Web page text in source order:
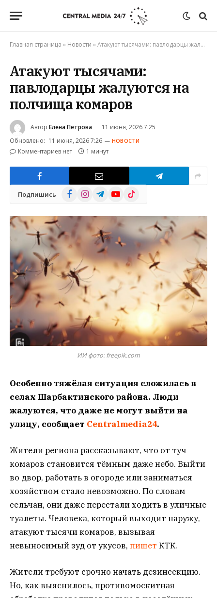
Главная страница » Новости »Атакуют тысячами: павлодарцы жалуются на полчища комаров
Атакуют тысячами:
павлодарцы жалуются на
полчища комаров
Автор Елена Петрова
11 июня, 2026 7:25
Обновлено: 11 июня, 2026 7:26 НОВОСТИ
Комментариев нет 1 минут
Подпишись FacebookInstagramTelegramYouTube
TikTok
ИИ фото: freepik.com
Особенно тяжёлая ситуация сложилась в
селах Шарбактинского района. Люди
жалуются, что даже не могут выйти на
улицу, сообщает Centralmedia24.
Жители региона рассказывают, что от туч
комаров становится тёмным даже небо. Выйти
во двор, работать в огороде или заниматься
хозяйством стало невозможно. По словам
сельчан, они даже перестали ходить в уличные
туалеты. Человека, который выходит наружу,
атакуют тысячи комаров, вызывая
невыносимый зуд от укусов, пишет КТК.
Жители требуют срочно начать дезинсекцию.
Но, как выяснилось, противомоскитная